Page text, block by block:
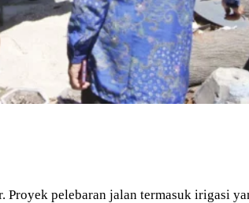
Proyek pelebaran jalan termasuk irigasi